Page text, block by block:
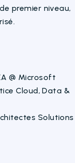
premier niveau,
@ Microsoft​
Cloud, Data &
Solutions